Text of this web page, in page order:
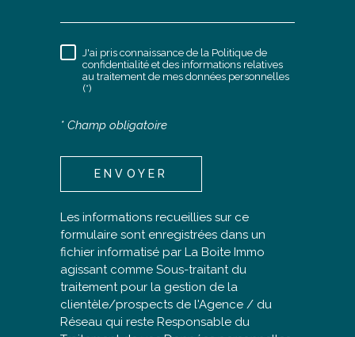
RÈGLEMENTATION
J'ai pris connaissance de la Politique de
confidentialité et des informations relatives
au traitement de mes données personnelles
(*)
* Champ obligatoire
ENVOYER
Les informations recueillies sur ce
formulaire sont enregistrées dans un
fichier informatisé par La Boite Immo
agissant comme Sous-traitant du
traitement pour la gestion de la
clientèle/prospects de l'Agence / du
Réseau qui reste Responsable du